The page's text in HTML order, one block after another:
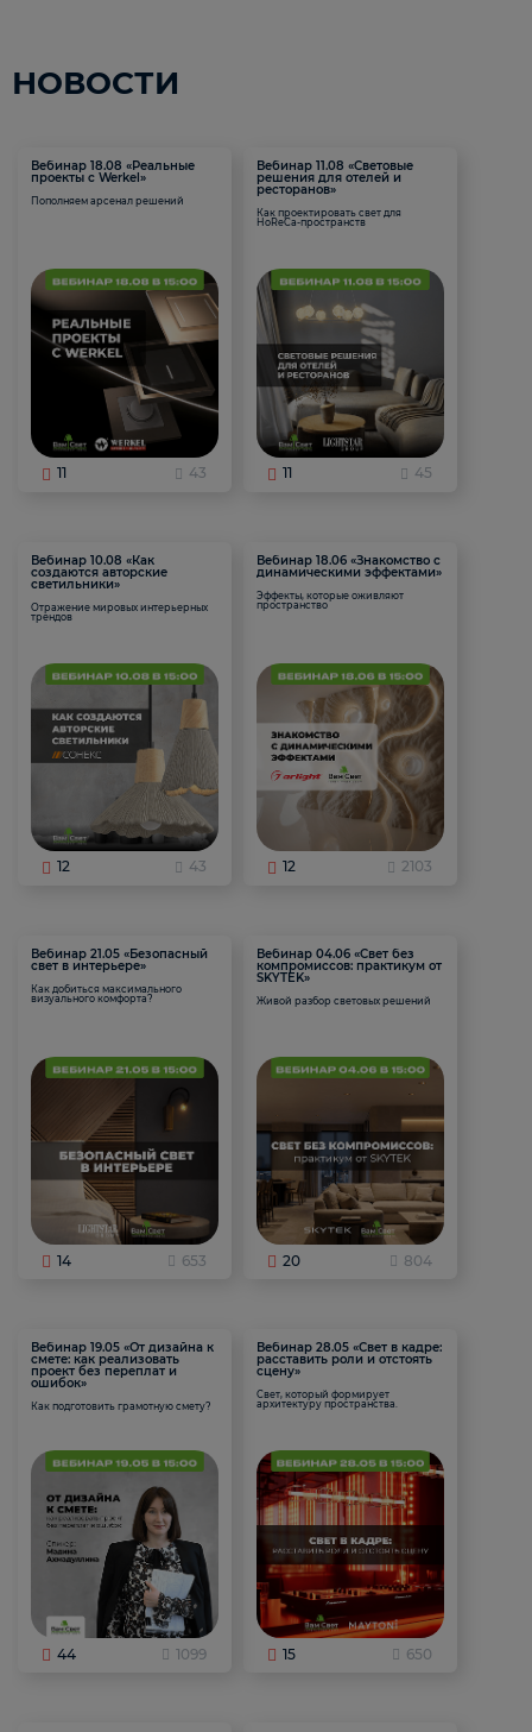
НОВОСТИ
Вебинар 18.08 «Реальные
проекты с Werkel»
Пополняем арсенал решений
11 43
Вебинар 11.08 «Световые
решения для отелей и
ресторанов»
Как проектировать свет для
HoReCa-пространств
11 45
Вебинар 10.08 «Как
создаются авторские
светильники»
Отражение мировых интерьерных
трендов
12 43
Вебинар 18.06 «Знакомство с
динамическими эффектами»
Эффекты, которые оживляют
пространство
12 2103
Вебинар 21.05 «Безопасный
свет в интерьере»
Как добиться максимального
визуального комфорта?
14 653
Вебинар 04.06 «Свет без
компромиссов: практикум от
SKYTEK»
Живой разбор световых решений
20 804
Вебинар 19.05 «От дизайна к
смете: как реализовать
проект без переплат и
ошибок»
Как подготовить грамотную смету?
44 1099
Вебинар 28.05 «Свет в кадре:
расставить роли и отстоять
сцену»
Свет, который формирует
архитектуру пространства.
15 650